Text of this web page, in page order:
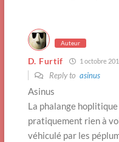
Auteur
D. Furtif 1 octobre
Reply to asinus
Asinus
La phalange
pratiquement rien à
véhiculé par les